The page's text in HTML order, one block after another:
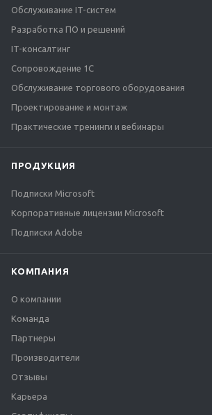
Обслуживание IT-систем
Разработка ПО и решений
IT-консалтинг
Сопровождение 1С
Обслуживание торгового оборудования
Проектирование и монтаж
Практические тренинги и вебинары
ПРОДУКЦИЯ
Подписки Microsoft
Корпоративные лицензии Microsoft
Подписки Adobe
КОМПАНИЯ
О компании
Команда
Партнеры
Производители
Отзывы
Карьера